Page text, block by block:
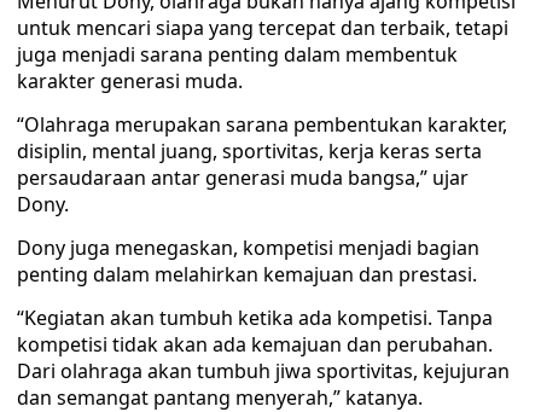
untuk mencari siapa yang tercepat dan terbaik, tetapi
juga menjadi sarana penting dalam membentuk
karakter generasi muda.
“Olahraga merupakan sarana pembentukan karakter,
disiplin, mental juang, sportivitas, kerja keras serta
persaudaraan antar generasi muda bangsa,” ujar
Dony.
Dony juga menegaskan, kompetisi menjadi bagian
penting dalam melahirkan kemajuan dan prestasi.
“Kegiatan akan tumbuh ketika ada kompetisi. Tanpa
kompetisi tidak akan ada kemajuan dan perubahan.
Dari olahraga akan tumbuh jiwa sportivitas, kejujuran
dan semangat pantang menyerah,” katanya.